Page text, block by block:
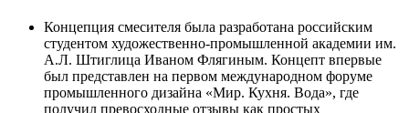
Концепция смесителя была разработана российским
студентом художественно-промышленной академии им.
А.Л. Штиглица Иваном Флягиным. Концепт впервые
был представлен на первом международном форуме
промышленного дизайна «Мир. Кухня. Вода», где
получил превосходные отзывы как простых